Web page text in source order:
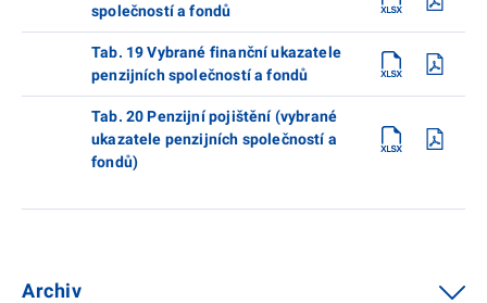
společností a fondů
Tab. 19 Vybrané finanční ukazatele
penzijních společností a fondů
Tab. 20 Penzijní pojištění (vybrané
ukazatele penzijních společností a
fondů)
Archiv